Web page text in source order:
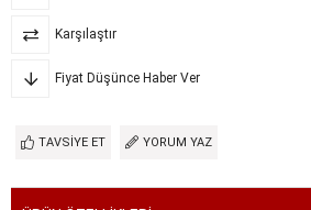
Karşılaştır
Fiyat Düşünce Haber Ver
TAVSIYE ET YORUM YAZ